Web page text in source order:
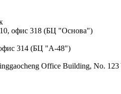
10, офис 318 (БЦ "Основа")
314 (БЦ "А-48")
Office Building, No.